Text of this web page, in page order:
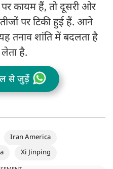
पर कायम हैं, तो दूसरी ओर
पर टिकी हुई हैं. आने
तनाव शांति में बदलता है
है.
से जुड़ें
Iran America
Xi Jinping